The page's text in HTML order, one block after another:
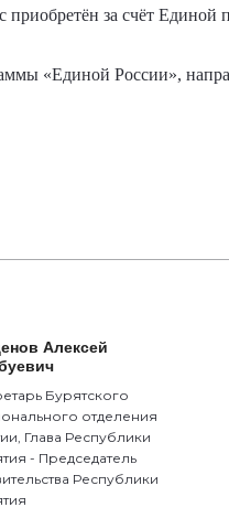
за счёт Единой
«Единой России»,
Алексей
Бурятского
отделения
Глава Республики
- Председатель
Республики